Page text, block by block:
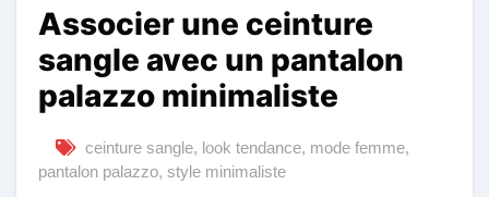
Associer une ceinture
sangle avec un pantalon
palazzo minimaliste
ceinture sangle, look tendance, mode femme,
pantalon palazzo, style minimaliste